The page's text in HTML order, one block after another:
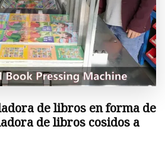
de libros en forma de
de libros cosidos a